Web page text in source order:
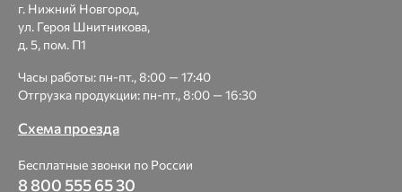
г. Нижний Новгород,
ул. Героя Шнитникова,
д. 5, пом. П1
Часы работы: пн-пт., 8:00 — 17:40
Отгрузка продукции: пн-пт., 8:00 — 16:30
Схема проезда
Бесплатные звонки по России
8 800 555 65 30